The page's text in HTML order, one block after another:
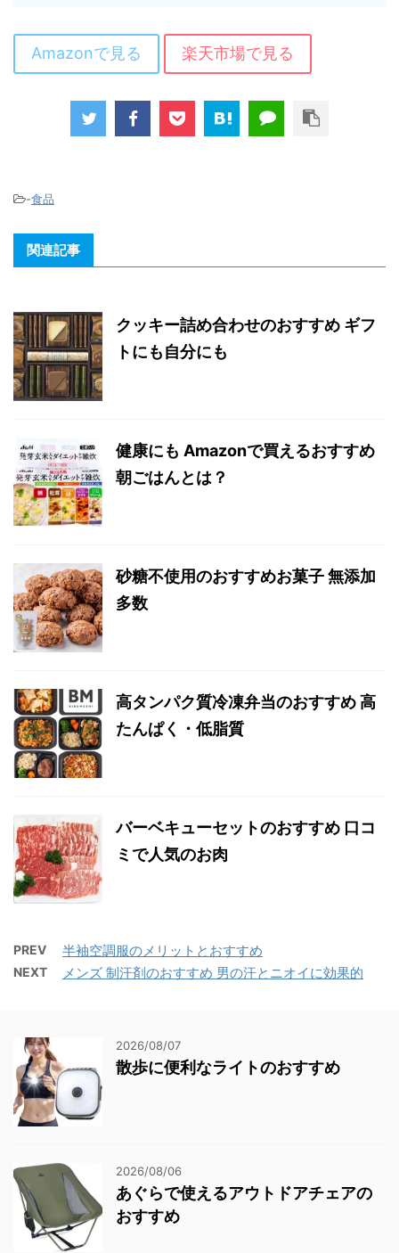
Amazonで見る 楽天市場で見る
-食品
関連記事
クッキー詰め合わせのおすすめ ギフ
トにも自分にも
健康にも Amazonで買えるおすすめ
朝ごはんとは？
砂糖不使用のおすすめお菓子 無添加
多数
高タンパク質冷凍弁当のおすすめ 高
たんぱく・低脂質
バーベキューセットのおすすめ 口コ
ミで人気のお肉
PREV 半袖空調服のメリットとおすすめ
NEXT メンズ 制汗剤のおすすめ 男の汗とニオイに効果的
2026/08/07
散歩に便利なライトのおすすめ
2026/08/06
あぐらで使えるアウトドアチェアの
おすすめ